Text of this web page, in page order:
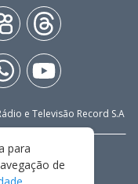
e Televisão Record S.A
USO
para
de